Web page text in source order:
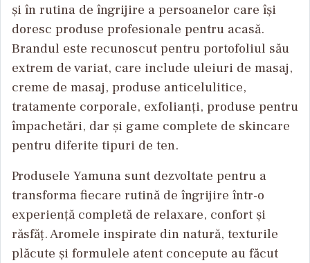
și în rutina de îngrijire a persoanelor care își
doresc produse profesionale pentru acasă.
Brandul este recunoscut pentru portofoliul său
extrem de variat, care include uleiuri de masaj,
creme de masaj, produse anticelulitice,
tratamente corporale, exfolianți, produse pentru
împachetări, dar și game complete de skincare
pentru diferite tipuri de ten.
Produsele Yamuna sunt dezvoltate pentru a
transforma fiecare rutină de îngrijire într-o
experiență completă de relaxare, confort și
răsfăț. Aromele inspirate din natură, texturile
plăcute și formulele atent concepute au făcut